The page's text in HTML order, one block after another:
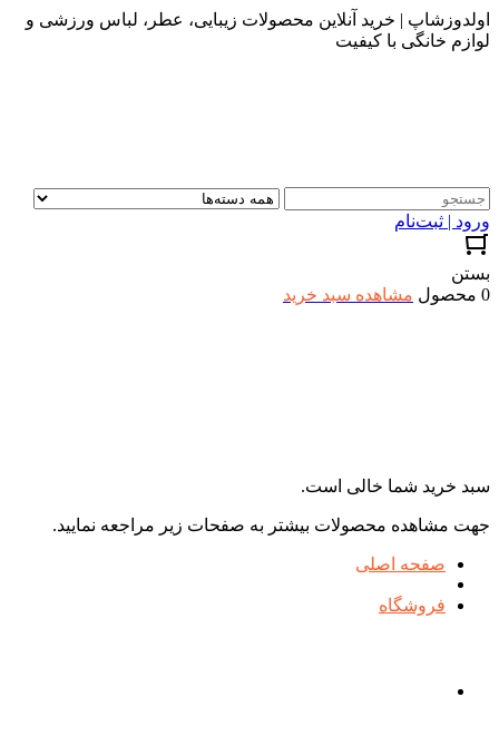
اولدوزشاپ | خرید آنلاین محصولات زیبایی، عطر، لباس ورزشی و
لوازم خانگی با کیفیت
ورود | ثبت‌نام
بستن
0 محصول
مشاهده سبد خرید
سبد خرید شما خالی است.
جهت مشاهده محصولات بیشتر به صفحات زیر مراجعه نمایید.
صفحه اصلی
فروشگاه